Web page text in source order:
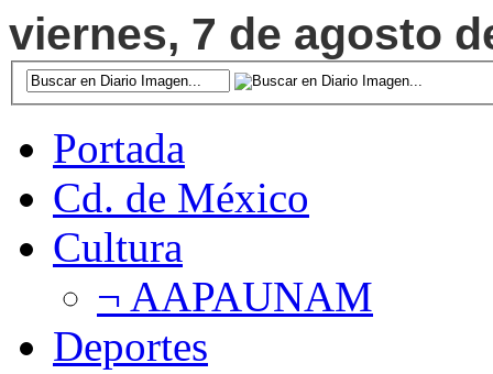
viernes, 7 de agosto
Portada
Cd. de México
Cultura
¬ AAPAUNAM
Deportes